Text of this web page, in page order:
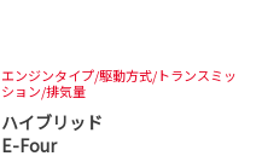
エンジンタイプ/駆動方式/トランスミッ
ション/排気量
ハイブリッド
E-Four